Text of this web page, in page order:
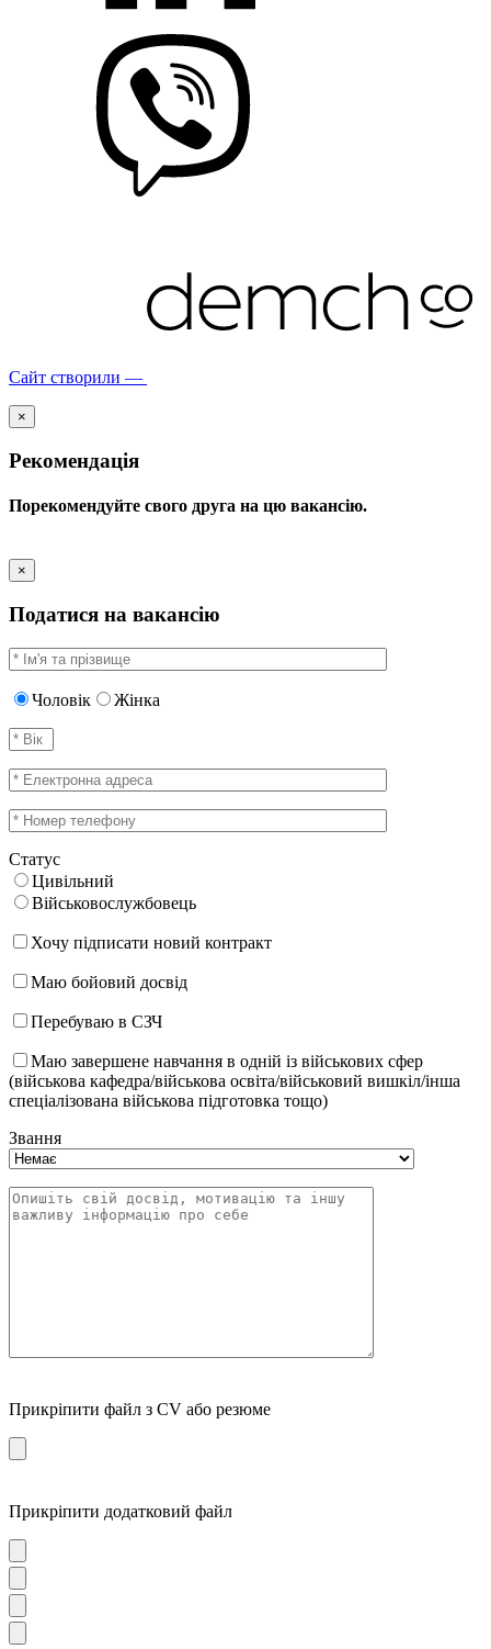
Сайт створили —
×
Рекомендація
Порекомендуйте свого друга на цю вакансію.
×
Податися на вакансію
Чоловік Жінка
Статус
Цивільний
Військовослужбовець
Хочу підписати новий контракт
Маю бойовий досвід
Перебуваю в СЗЧ
Маю завершене навчання в одній із військових сфер
(військова кафедра/військова освіта/військовий вишкіл/інша
спеціалізована військова підготовка тощо)
Звання
Прикріпити файл з CV або резюме
Прикріпити додатковий файл